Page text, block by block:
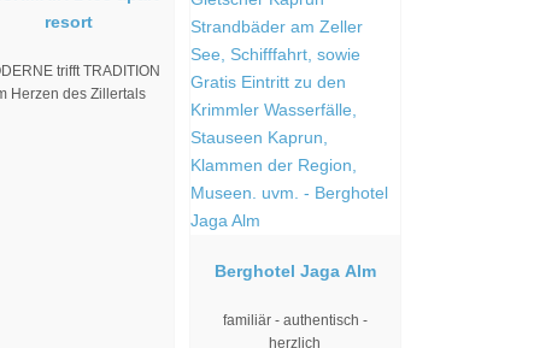
resort
trifft TRADITION
Herzen des Zillertals
Berghotel Jaga Alm
familiär - authentisch -
herzlich